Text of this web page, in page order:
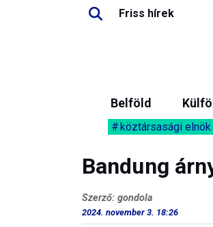
Friss hírek
Belföld
köztársasági elnök
Bandung
Szerző: gondola
2024. november 3. 18:26